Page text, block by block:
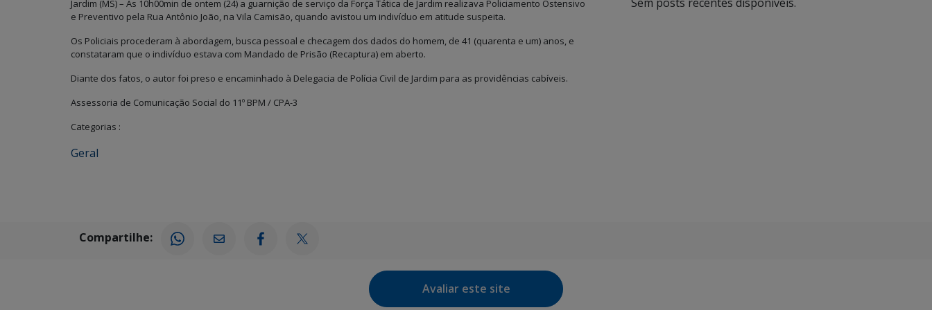
Jardim (MS) – Às 10h00min de ontem (24) a guarnição de serviço da Força Tática de Jardim realizava Policiamento Ostensivo
e Preventivo pela Rua Antônio João, na Vila Camisão, quando avistou um indivíduo em atitude suspeita.
Os Policiais procederam à abordagem, busca pessoal e checagem dos dados do homem, de 41 (quarenta e um) anos, e
constataram que o indivíduo estava com Mandado de Prisão (Recaptura) em aberto.
Diante dos fatos, o autor foi preso e encaminhado à Delegacia de Polícia Civil de Jardim para as providências cabíveis.
Assessoria de Comunicação Social do 11º BPM / CPA-3
Categorias :
Geral
Compartilhe:
Avaliar este site